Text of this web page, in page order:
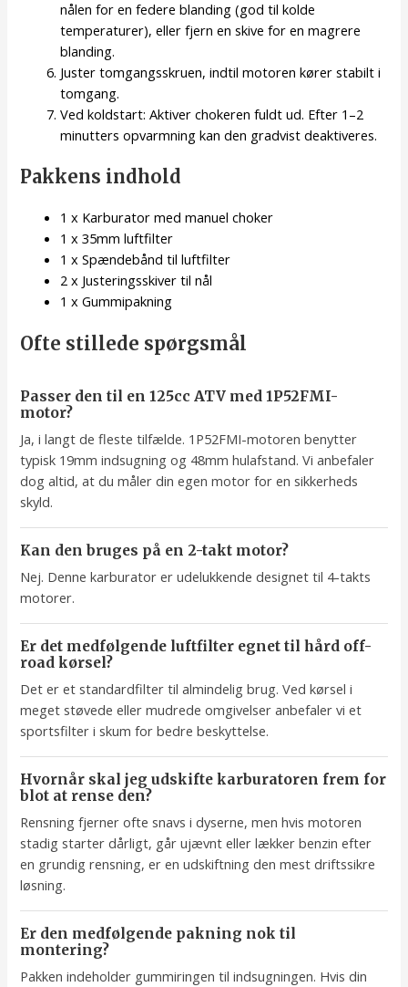
nålen for en federe blanding (god til kolde
temperaturer), eller fjern en skive for en magrere
blanding.
Juster tomgangsskruen, indtil motoren kører stabilt i
tomgang.
Ved koldstart: Aktiver chokeren fuldt ud. Efter 1–2
minutters opvarmning kan den gradvist deaktiveres.
Pakkens indhold
1 x Karburator med manuel choker
1 x 35mm luftfilter
1 x Spændebånd til luftfilter
2 x Justeringsskiver til nål
1 x Gummipakning
Ofte stillede spørgsmål
Passer den til en 125cc ATV med 1P52FMI-
motor?
Ja, i langt de fleste tilfælde. 1P52FMI-motoren benytter
typisk 19mm indsugning og 48mm hulafstand. Vi anbefaler
dog altid, at du måler din egen motor for en sikkerheds
skyld.
Kan den bruges på en 2-takt motor?
Nej. Denne karburator er udelukkende designet til 4-takts
motorer.
Er det medfølgende luftfilter egnet til hård off-
road kørsel?
Det er et standardfilter til almindelig brug. Ved kørsel i
meget støvede eller mudrede omgivelser anbefaler vi et
sportsfilter i skum for bedre beskyttelse.
Hvornår skal jeg udskifte karburatoren frem for
blot at rense den?
Rensning fjerner ofte snavs i dyserne, men hvis motoren
stadig starter dårligt, går ujævnt eller lækker benzin efter
en grundig rensning, er en udskiftning den mest driftssikre
løsning.
Er den medfølgende pakning nok til
montering?
Pakken indeholder gummiringen til indsugningen. Hvis din